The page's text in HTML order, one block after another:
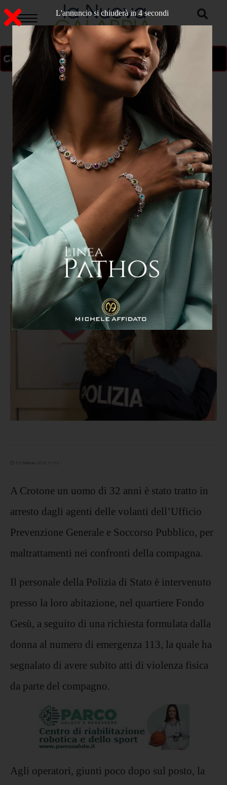
ON AIR
Home > CRONACA
Maltrattava da tempo la
compagna: arrestato in flagranza
un 32enne a Crotone
02 febbraio 2023 17:12
A Crotone un uomo di 32 anni è stato tratto in
arresto dagli agenti delle volanti dell’Ufficio
Prevenzione Generale e Soccorso Pubblico, per
maltrattamenti nei confronti della compagna.
Il personale della Polizia di Stato è intervenuto
presso la loro abitazione, nel quartiere Fondo
Gesù, a seguito di una richiesta formulata dalla
donna al numero di emergenza 113, la quale ha
segnalato di avere subìto atti di violenza fisica
da parte del compagno.
Agli operatori, giunti poco dopo sul posto, la
L'annuncio si chiuderà in 4 secondi